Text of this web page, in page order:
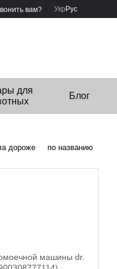
вам? Укр Рус
для
Блог
дороже по названию